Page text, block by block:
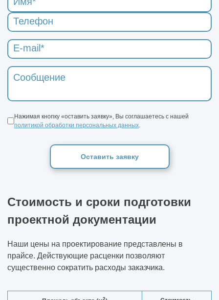
Нажимая кнопку «оставить заявку», Вы соглашаетесь с нашей
политикой обработки персональных данных
Оставить заявку
Стоимость и сроки подготовки
проектной документации
Наши цены на проектирование представлены в
прайсе. Действующие расценки позволяют
существенно сократить расходы заказчика.
2